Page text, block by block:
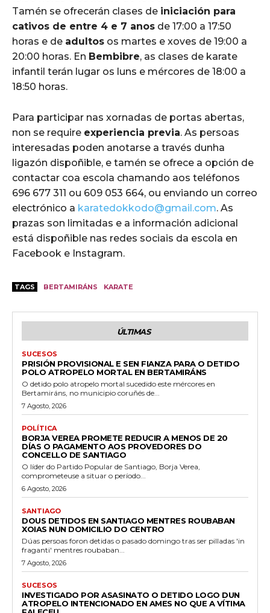
Tamén se ofrecerán clases de iniciación para
cativos de entre 4 e 7 anos de 17:00 a 17:50
horas e de adultos os martes e xoves de 19:00 a
20:00 horas. En Bembibre, as clases de karate
infantil terán lugar os luns e mércores de 18:00 a
18:50 horas.
Para participar nas xornadas de portas abertas,
non se require experiencia previa. As persoas
interesadas poden anotarse a través dunha
ligazón dispoñible, e tamén se ofrece a opción de
contactar coa escola chamando aos teléfonos
696 677 311 ou 609 053 664, ou enviando un correo
electrónico a karatedokkodo@gmail.com. As
prazas son limitadas e a información adicional
está dispoñible nas redes sociais da escola en
Facebook e Instagram.
TAGS BERTAMIRÁNS KARATE
ÚLTIMAS
SUCESOS
PRISIÓN PROVISIONAL E SEN FIANZA PARA O DETIDO
POLO ATROPELO MORTAL EN BERTAMIRÁNS
O detido polo atropelo mortal sucedido este mércores en
Bertamiráns, no municipio coruñés de...
7 Agosto, 2026
POLÍTICA
BORJA VEREA PROMETE REDUCIR A MENOS DE 20
DÍAS O PAGAMENTO AOS PROVEDORES DO
CONCELLO DE SANTIAGO
O líder do Partido Popular de Santiago, Borja Verea,
comprometeuse a situar o período...
6 Agosto, 2026
SANTIAGO
DOUS DETIDOS EN SANTIAGO MENTRES ROUBABAN
XOIAS NUN DOMICILIO DO CENTRO
Dúas persoas foron detidas o pasado domingo tras ser pilladas 'in
fraganti' mentres roubaban...
7 Agosto, 2026
SUCESOS
INVESTIGADO POR ASASINATO O DETIDO LOGO DUN
ATROPELO INTENCIONADO EN AMES NO QUE A VÍTIMA